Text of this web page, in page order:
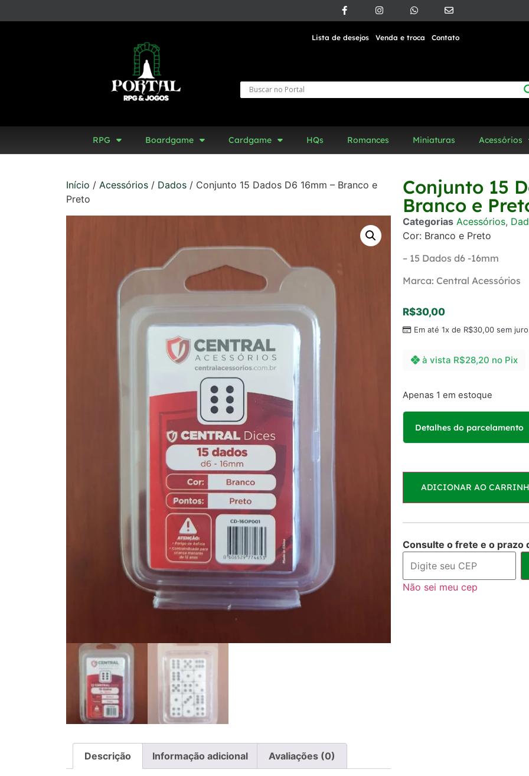
Lista de desejos Venda e troca Contato
RPG Boardgame Cardgame HQs Romances Miniaturas Acessórios
Início / Acessórios / Dados / Conjunto 15 Dados D6 16mm – Branco e
Preto
Descrição Informação adicional Avaliações (0)
Conjunto 15
Branco e
Categorias Acessórios,
Cor: Branco e Preto
– 15 Dados d6 -16mm
Marca: Central Acessórios
R$30,00
Em até 1x de R$30,00 sem
à vista R$28,20 no Pix
Apenas 1 em estoque
Detalhes do parcelamento
1x deR$ 30,00 sem
ADICIONAR AO
Consulte o frete e o prazo
Não sei meu cep